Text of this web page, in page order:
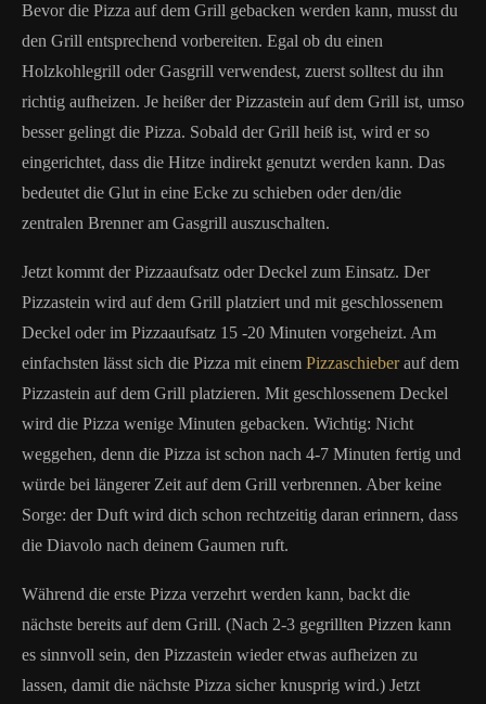
Bevor die Pizza auf dem Grill gebacken werden kann, musst du
den Grill entsprechend vorbereiten. Egal ob du einen
Holzkohlegrill oder Gasgrill verwendest, zuerst solltest du ihn
richtig aufheizen. Je heißer der Pizzastein auf dem Grill ist, umso
besser gelingt die Pizza. Sobald der Grill heiß ist, wird er so
eingerichtet, dass die Hitze indirekt genutzt werden kann. Das
bedeutet die Glut in eine Ecke zu schieben oder den/die
zentralen Brenner am Gasgrill auszuschalten.
Jetzt kommt der Pizzaaufsatz oder Deckel zum Einsatz. Der
Pizzastein wird auf dem Grill platziert und mit geschlossenem
Deckel oder im Pizzaaufsatz 15 -20 Minuten vorgeheizt. Am
einfachsten lässt sich die Pizza mit einem Pizzaschieberauf dem
Pizzastein auf dem Grill platzieren. Mit geschlossenem Deckel
wird die Pizza wenige Minuten gebacken. Wichtig: Nicht
weggehen, denn die Pizza ist schon nach 4-7 Minuten fertig und
würde bei längerer Zeit auf dem Grill verbrennen. Aber keine
Sorge: der Duft wird dich schon rechtzeitig daran erinnern, dass
die Diavolo nach deinem Gaumen ruft.
Während die erste Pizza verzehrt werden kann, backt die
nächste bereits auf dem Grill. (Nach 2-3 gegrillten Pizzen kann
es sinnvoll sein, den Pizzastein wieder etwas aufheizen zu
lassen, damit die nächste Pizza sicher knusprig wird.) Jetzt